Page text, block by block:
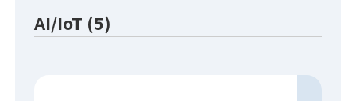
AI/IoT (5)